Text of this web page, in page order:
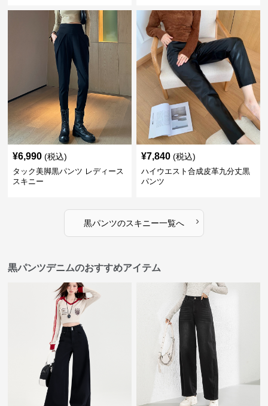
¥6,990 (税込)
タック美脚黒パンツ レディース
スキニー
¥7,840 (税込)
ハイウエスト合成皮革九分丈黒
パンツ
黒パンツのスキニー一覧へ ›
黒パンツデニムのおすすめアイテム